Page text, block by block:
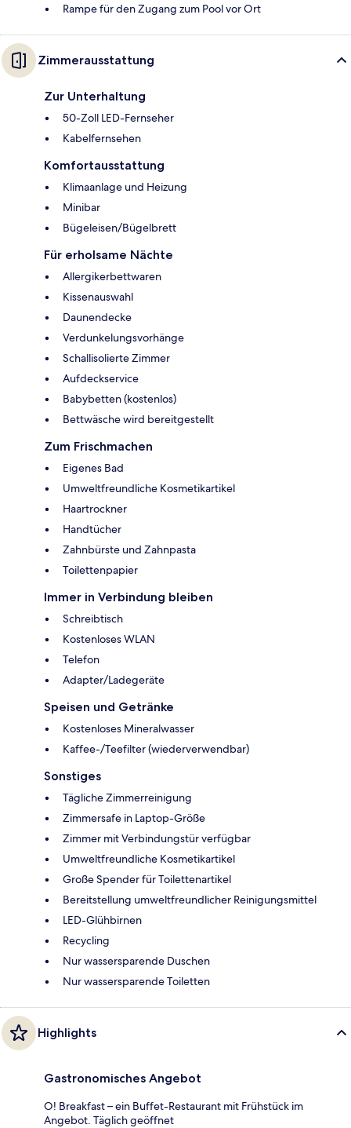
Rampe für den Zugang zum Pool vor Ort
Zimmerausstattung
Zur Unterhaltung
50-Zoll LED-Fernseher
Kabelfernsehen
Komfortausstattung
Klimaanlage und Heizung
Minibar
Bügeleisen/Bügelbrett
Für erholsame Nächte
Allergikerbettwaren
Kissenauswahl
Daunendecke
Verdunkelungsvorhänge
Schallisolierte Zimmer
Aufdeckservice
Babybetten (kostenlos)
Bettwäsche wird bereitgestellt
Zum Frischmachen
Eigenes Bad
Umweltfreundliche Kosmetikartikel
Haartrockner
Handtücher
Zahnbürste und Zahnpasta
Toilettenpapier
Immer in Verbindung bleiben
Schreibtisch
Kostenloses WLAN
Telefon
Adapter/Ladegeräte
Speisen und Getränke
Kostenloses Mineralwasser
Kaffee-/Teefilter (wiederverwendbar)
Sonstiges
Tägliche Zimmerreinigung
Zimmersafe in Laptop-Größe
Zimmer mit Verbindungstür verfügbar
Umweltfreundliche Kosmetikartikel
Große Spender für Toilettenartikel
Bereitstellung umweltfreundlicher Reinigungsmittel
LED-Glühbirnen
Recycling
Nur wassersparende Duschen
Nur wassersparende Toiletten
Highlights
Gastronomisches Angebot
O! Breakfast – ein Buffet-Restaurant mit Frühstück im
Angebot. Täglich geöffnet